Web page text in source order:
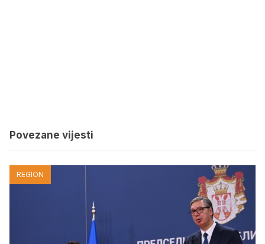
Povezane vijesti
REGION